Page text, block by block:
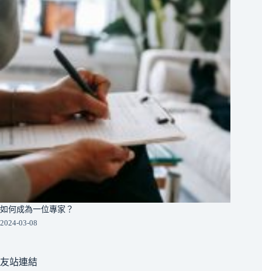
如何成為一位專家？
2024-03-08
友站連結